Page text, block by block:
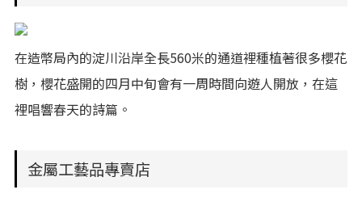
在造幣局內的淀川沿岸全長560米的通道裡種植著很多櫻花
樹，櫻花盛開的四月中旬會有一周時間向遊人開放，在這
裡唱響春天的詩篇。
金屬工藝品專賣店